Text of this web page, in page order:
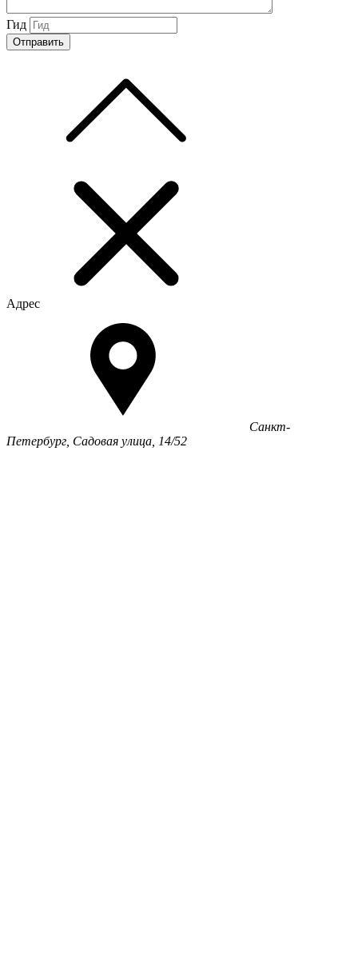
Гид
Адрес
Санкт-
Петербург, Садовая улица, 14/52